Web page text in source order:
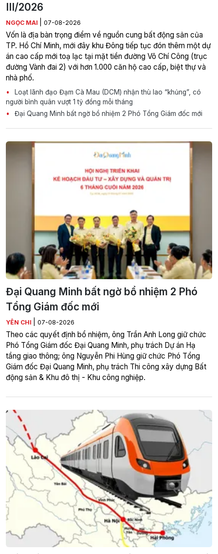
III/2026
NGỌC MAI 07-08-2026
Vốn là địa bàn trọng điểm về nguồn cung bất động sản của
TP. Hồ Chí Minh, mới đây khu Đông tiếp tục đón thêm một dự
án cao cấp mới toạ lạc tại mặt tiền đường Võ Chí Công (trục
đường Vành đai 2) với hơn 1.000 căn hộ cao cấp, biệt thự và
nhà phố.
Loạt lãnh đạo Đạm Cà Mau (DCM) nhận thù lao “khủng”, có
người bình quân vượt 1 tỷ đồng mỗi tháng
Đại Quang Minh bất ngờ bổ nhiệm 2 Phó Tổng Giám đốc mới
Đại Quang Minh bất ngờ bổ nhiệm 2 Phó
Tổng Giám đốc mới
YÊN CHI 07-08-2026
Theo các quyết định bổ nhiệm, ông Trần Anh Long giữ chức
Phó Tổng Giám đốc Đại Quang Minh, phụ trách Dự án Hạ
tầng giao thông; ông Nguyễn Phi Hùng giữ chức Phó Tổng
Giám đốc Đại Quang Minh, phụ trách Thi công xây dựng Bất
động sản & Khu đô thị - Khu công nghiệp.